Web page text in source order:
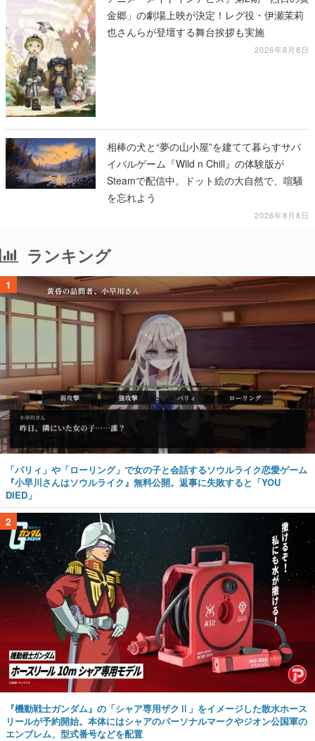
金郷」の劇場上映が決定！レグ役・伊瀬茉莉
也さんらが登壇する舞台挨拶も実施
2026年8月8日
相棒の犬と“夢の山小屋”を建てて暮らすサバ
イバルゲーム『Wild n Chill』の体験版が
Steamで配信中。ドット絵の大自然で、喧騒
を忘れよう
2026年8月8日
ランキング
1
「パリィ」や「ローリング」で女の子と会話するソウルライク恋愛ゲーム
『小早川さんはソウルライク』無料公開。返事に失敗すると「YOU
DIED」
2
『機動戦士ガンダム』の「シャア専用ザクⅡ」をイメージした散水ホース
リールが予約開始。本体にはシャアのパーソナルマークやジオン公国軍の
エンブレム、型式番号などを配置